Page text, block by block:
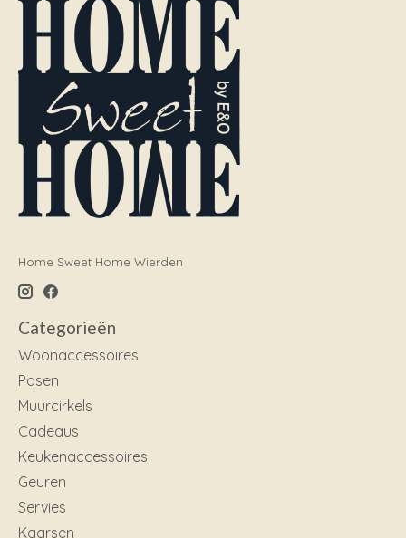
Home Sweet Home Wierden
Categorieën
Woonaccessoires
Pasen
Muurcirkels
Cadeaus
Keukenaccessoires
Geuren
Servies
Kaarsen